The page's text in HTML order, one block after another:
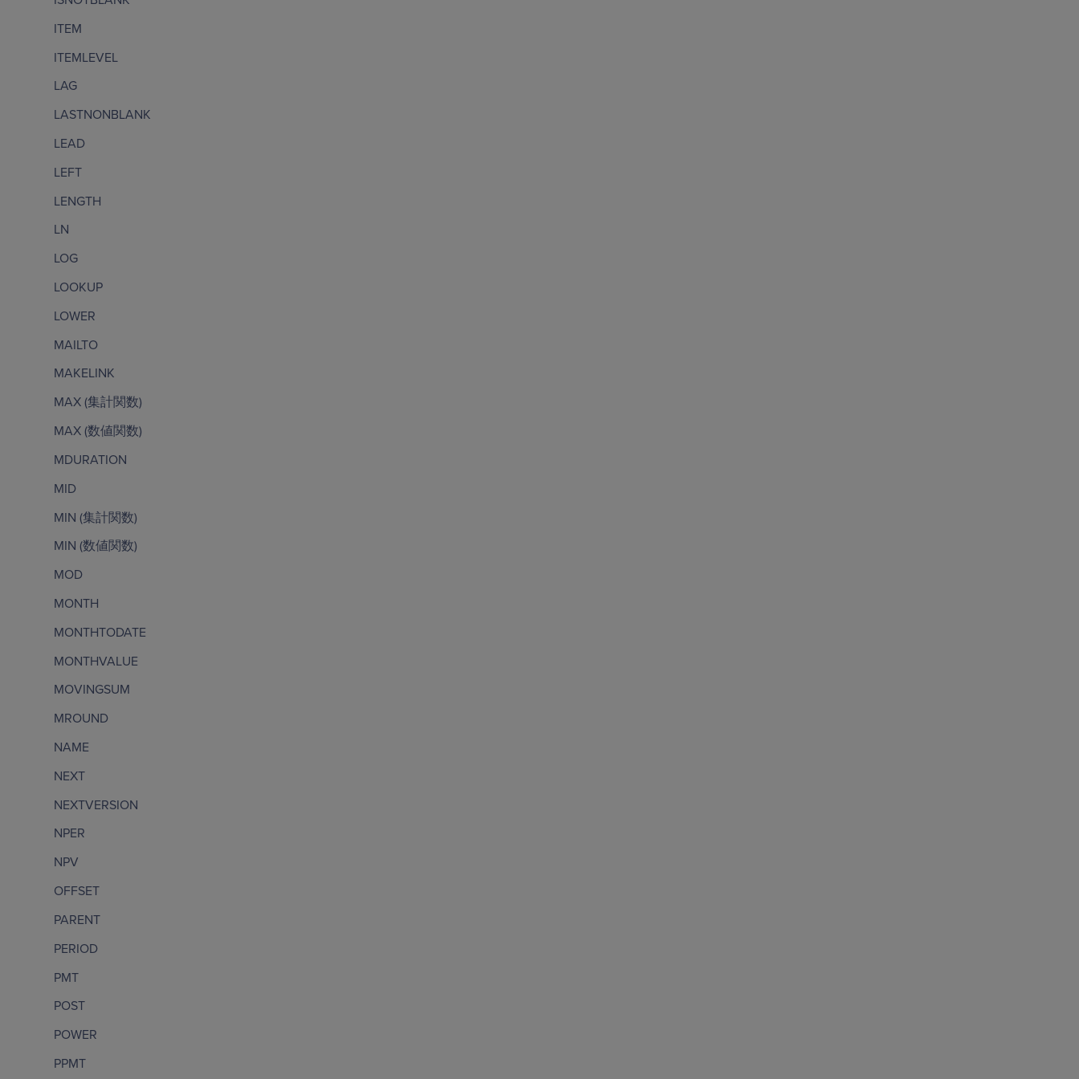
ITEM
ITEMLEVEL
LAG
LASTNONBLANK
LEAD
LEFT
LENGTH
LN
LOG
LOOKUP
LOWER
MAILTO
MAKELINK
MAX (集計関数)
MAX (数値関数)
MDURATION
MID
MIN (集計関数)
MIN (数値関数)
MOD
MONTH
MONTHTODATE
MONTHVALUE
MOVINGSUM
MROUND
NAME
NEXT
NEXTVERSION
NPER
NPV
OFFSET
PARENT
PERIOD
PMT
POST
POWER
PPMT